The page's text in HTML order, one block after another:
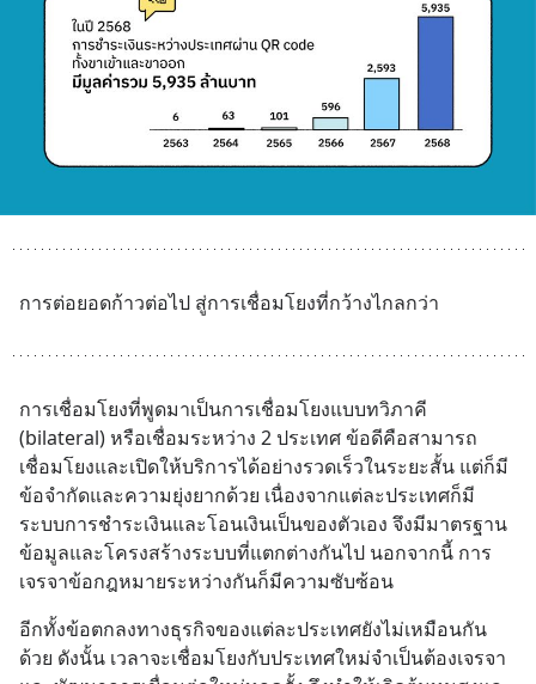
การต่อยอดก้าวต่อไป สู่การเชื่อมโยงที่กว้างไกลกว่า
การเชื่อมโยงที่พูดมาเป็นการเชื่อมโยงแบบทวิภาคี
(bilateral) หรือเชื่อมระหว่าง 2 ประเทศ ข้อดีคือสามารถ
เชื่อมโยงและเปิดให้บริการได้อย่างรวดเร็วในระยะสั้น แต่ก็มี
ข้อจำกัดและความยุ่งยากด้วย เนื่องจากแต่ละประเทศก็มี
ระบบการชำระเงินและโอนเงินเป็นของตัวเอง จึงมีมาตรฐาน
ข้อมูลและโครงสร้างระบบที่แตกต่างกันไป นอกจากนี้ การ
เจรจาข้อกฎหมายระหว่างกันก็มีความซับซ้อน
อีกทั้งข้อตกลงทางธุรกิจของแต่ละประเทศยังไม่เหมือนกัน
ด้วย ดังนั้น เวลาจะเชื่อมโยงกับประเทศใหม่จำเป็นต้องเจรจา